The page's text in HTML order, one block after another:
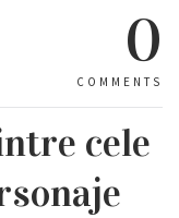
0
COMMENTS
cele